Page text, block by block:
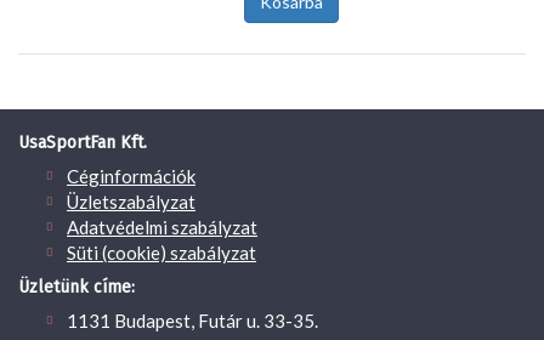
UsaSportFan Kft.
Céginformációk
Üzletszabályzat
Adatvédelmi szabályzat
Süti (cookie) szabályzat
Üzletünk címe:
1131 Budapest, Futár u. 33-35.